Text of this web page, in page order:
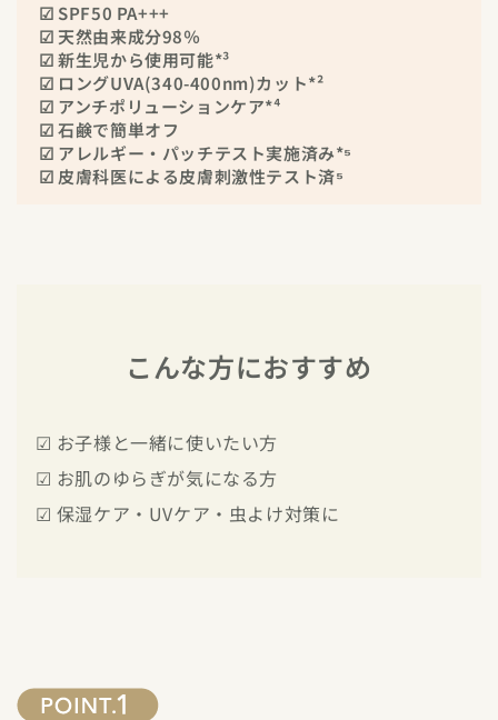
☑ SPF50 PA+++
☑ 天然由来成分98％
☑ 新生児から使用可能*³
☑ ロングUVA(340-400nm)カット*²
☑ アンチポリューションケア*⁴
☑ 石鹸で簡単オフ
☑ アレルギー・パッチテスト実施済み*⁵
☑ 皮膚科医による皮膚刺激性テスト済⁵
こんな方におすすめ
☑ お子様と一緒に使いたい方
☑ お肌のゆらぎが気になる方
☑ 保湿ケア・UVケア・虫よけ対策に